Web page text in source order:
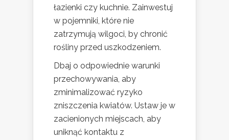
łazienki czy kuchnie. Zainwestuj
w pojemniki, które nie
zatrzymują wilgoci, by chronić
rośliny przed uszkodzeniem.
Dbaj o odpowiednie warunki
przechowywania, aby
zminimalizować ryzyko
zniszczenia kwiatów. Ustaw je w
zacienionych miejscach, aby
uniknąć kontaktu z